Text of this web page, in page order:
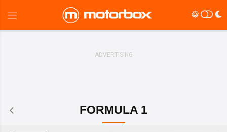
FORMULA 1